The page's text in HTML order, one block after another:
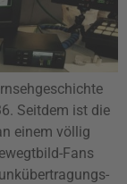
Seitdem ist die
einem völlig
Fans